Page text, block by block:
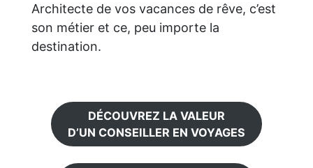
Architecte de vos vacances de rêve, c’est
son métier et ce, peu importe la
destination.
DÉCOUVREZ LA VALEUR
D’UN CONSEILLER EN VOYAGES